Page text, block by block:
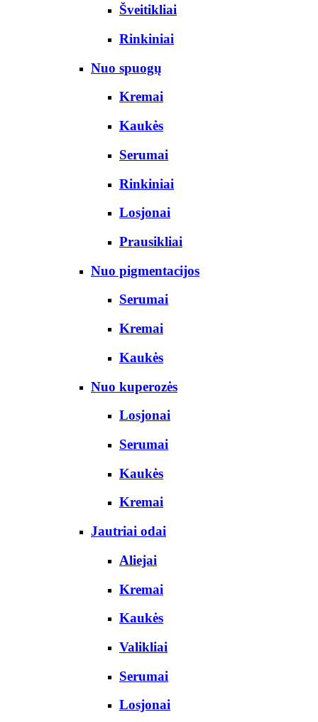
Šveitikliai
Rinkiniai
Nuo spuogų
Kremai
Kaukės
Serumai
Rinkiniai
Losjonai
Prausikliai
Nuo pigmentacijos
Serumai
Kremai
Kaukės
Nuo kuperozės
Losjonai
Serumai
Kaukės
Kremai
Jautriai odai
Aliejai
Kremai
Kaukės
Valikliai
Serumai
Losjonai